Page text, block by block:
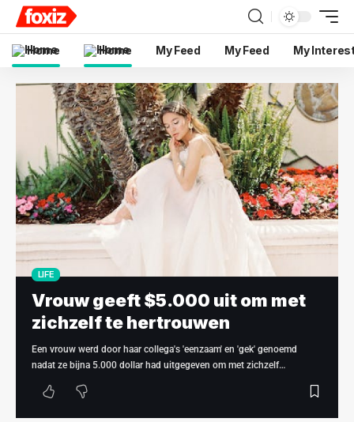
Home Home My Feed My Feed My
LIFE
Vrouw geeft $5.000 uit om met
zichzelf te hertrouwen
Een vrouw werd door haar collega's 'eenzaam' en 'gek' genoemd
nadat ze bijna 5.000 dollar had uitgegeven om met zichzelf…